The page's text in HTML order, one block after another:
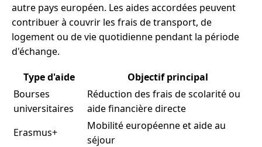
autre pays européen. Les aides accordées peuvent
contribuer à couvrir les frais de transport, de
logement ou de vie quotidienne pendant la période
d'échange.
Type d'aide
Objectif principal
Bourses
universitaires
Réduction des frais de scolarité ou
aide financière directe
Erasmus+
Mobilité européenne et aide au
séjour